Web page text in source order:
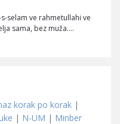
selam ve rahmetullahi ve
sama, bez muža.…
korak po korak |
| N-UM | Minber